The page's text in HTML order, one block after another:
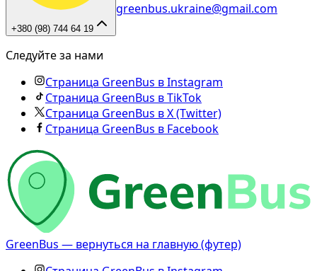
+380 (98) 744 64 19
greenbus.ukraine@gmail.com
Следуйте за нами
Страница GreenBus в Instagram
Страница GreenBus в TikTok
Страница GreenBus в X (Twitter)
Страница GreenBus в Facebook
GreenBus — вернуться на главную (футер)